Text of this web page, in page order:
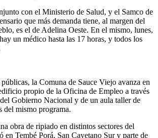
con el Ministerio de Salud, y el Samco de
que más demanda tiene, al margen del
es el de Adelina Oeste. En el mismo, lunes,
un médico hasta las 17 horas, y todos los
la Comuna de Sauce Viejo avanza en
propio de la Oficina de Empleo a través
Gobierno Nacional y de un aula taller de
del mismo programa.
obra de ripiado en distintos sectores del
en Tembé Porá, San Cayetano Sur y parte de